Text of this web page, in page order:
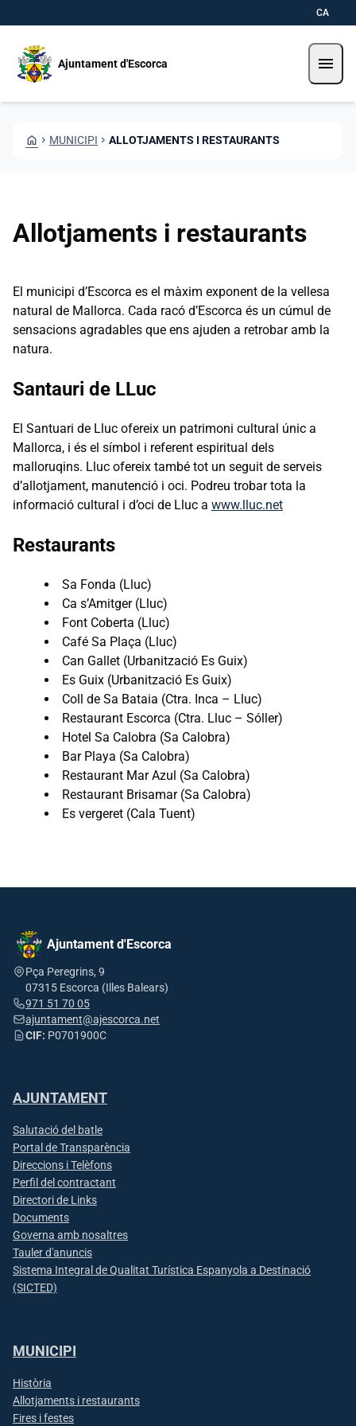
CA
Ajuntament d'Escorca menu
HOME CHEVRON_RIGHT MUNICIPI CHEVRON_RIGHT ALLOTJAMENTS I RESTAURANTS
Allotjaments i restaurants
El municipi d’Escorca es el màxim exponent de la vellesa
natural de Mallorca. Cada racó d’Escorca és un cúmul de
sensacions agradables que ens ajuden a retrobar amb la
natura.
Santauri de LLuc
El Santuari de Lluc ofereix un patrimoni cultural únic a
Mallorca, i és el símbol i referent espiritual dels
malloruqins. Lluc ofereix també tot un seguit de serveis
d’allotjament, manutenció i oci. Podreu trobar tota la
informació cultural i d’oci de Lluc a www.lluc.net
Restaurants
Sa Fonda (Lluc)
Ca s’Amitger (Lluc)
Font Coberta (Lluc)
Café Sa Plaça (Lluc)
Can Gallet (Urbanització Es Guix)
Es Guix (Urbanització Es Guix)
Coll de Sa Bataia (Ctra. Inca – Lluc)
Restaurant Escorca (Ctra. Lluc – Sóller)
Hotel Sa Calobra (Sa Calobra)
Bar Playa (Sa Calobra)
Restaurant Mar Azul (Sa Calobra)
Restaurant Brisamar (Sa Calobra)
Es vergeret (Cala Tuent)
Ajuntament d'Escorca
Pça Peregrins, 9
07315 Escorca (Illes Balears)
971 51 70 05
ajuntament@ajescorca.net
CIF: P0701900C
AJUNTAMENT
Salutació del batle
Portal de Transparència
Direccions i Telèfons
Perfil del contractant
Directori de Links
Documents
Governa amb nosaltres
Tauler d'anuncis
Sistema Integral de Qualitat Turística Espanyola a Destinació
(SICTED)
MUNICIPI
Història
Allotjaments i restaurants
Fires i festes